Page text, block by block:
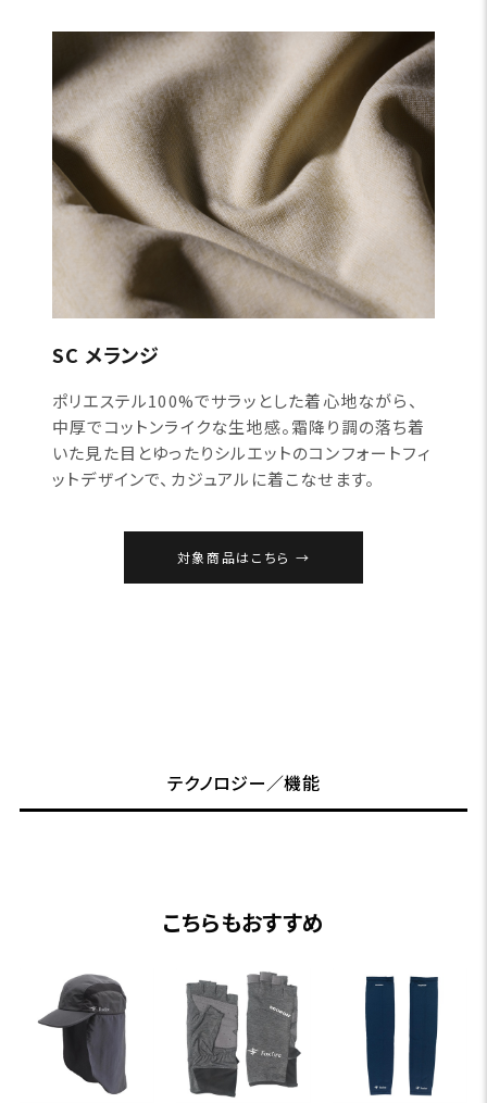
SC メランジ
ポリエステル100%でサラッとした着心地ながら、
中厚でコットンライクな生地感。霜降り調の落ち着
いた見た目とゆったりシルエットのコンフォートフィ
ットデザインで、カジュアルに着こなせます。
対象商品はこちら
テクノロジー／機能
こちらもおすすめ